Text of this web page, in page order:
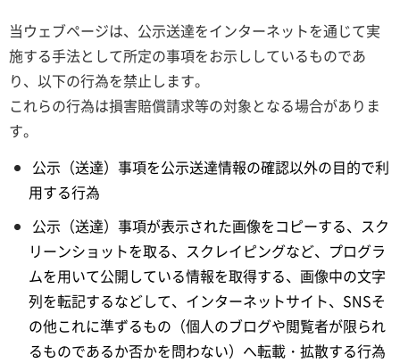
当ウェブページは、公示送達をインターネットを通じて実
施する手法として所定の事項をお示ししているものであ
り、以下の行為を禁止します。
これらの行為は損害賠償請求等の対象となる場合がありま
す。
公示（送達）事項を公示送達情報の確認以外の目的で利
用する行為
公示（送達）事項が表示された画像をコピーする、スク
リーンショットを取る、スクレイピングなど、プログラ
ムを用いて公開している情報を取得する、画像中の文字
列を転記するなどして、インターネットサイト、SNSそ
の他これに準ずるもの（個人のブログや閲覧者が限られ
るものであるか否かを問わない）へ転載・拡散する行為